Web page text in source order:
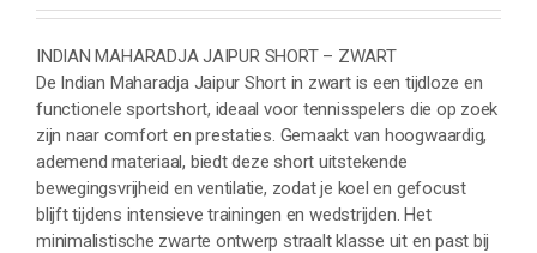
was:
€39.95.
is:
€34.95.
INDIAN MAHARADJA JAIPUR SHORT – ZWART
De Indian Maharadja Jaipur Short in zwart is een tijdloze en
functionele sportshort, ideaal voor tennisspelers die op zoek
zijn naar comfort en prestaties. Gemaakt van hoogwaardig,
ademend materiaal, biedt deze short uitstekende
bewegingsvrijheid en ventilatie, zodat je koel en gefocust
blijft tijdens intensieve trainingen en wedstrijden. Het
minimalistische zwarte ontwerp straalt klasse uit en past bij